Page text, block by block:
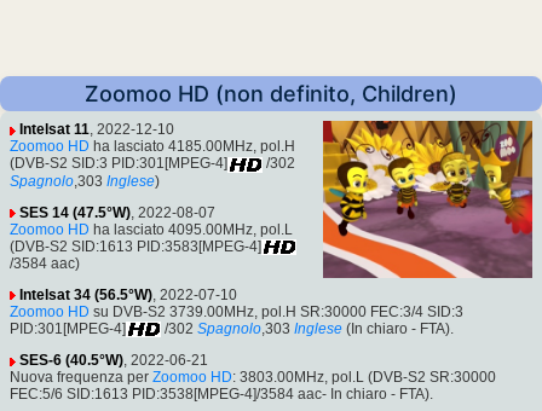
Zoomoo HD (non definito, Children)
Intelsat 11, 2022-12-10
Zoomoo HD ha lasciato 4185.00MHz, pol.H
(DVB-S2 SID:3 PID:301[MPEG-4]
/302
Spagnolo ,303 Inglese)
SES 14 (47.5°W) , 2022-08-07
Zoomoo HD ha lasciato 4095.00MHz, pol.L
(DVB-S2 SID:1613 PID:3583[MPEG-4]
/3584 aac)
Intelsat 34 (56.5°W), 2022-07-10
Zoomoo HD su DVB-S2 3739.00MHz, pol.H SR:30000 FEC:3/4 SID:3
PID:301[MPEG-4]
/302 Spagnolo,303 Inglese (In chiaro - FTA).
SES-6 (40.5°W), 2022-06-21
Nuova frequenza per Zoomoo HD: 3803.00MHz, pol.L (DVB-S2 SR:30000
FEC:5/6 SID:1613 PID:3538[MPEG-4]/3584 aac- In chiaro - FTA).